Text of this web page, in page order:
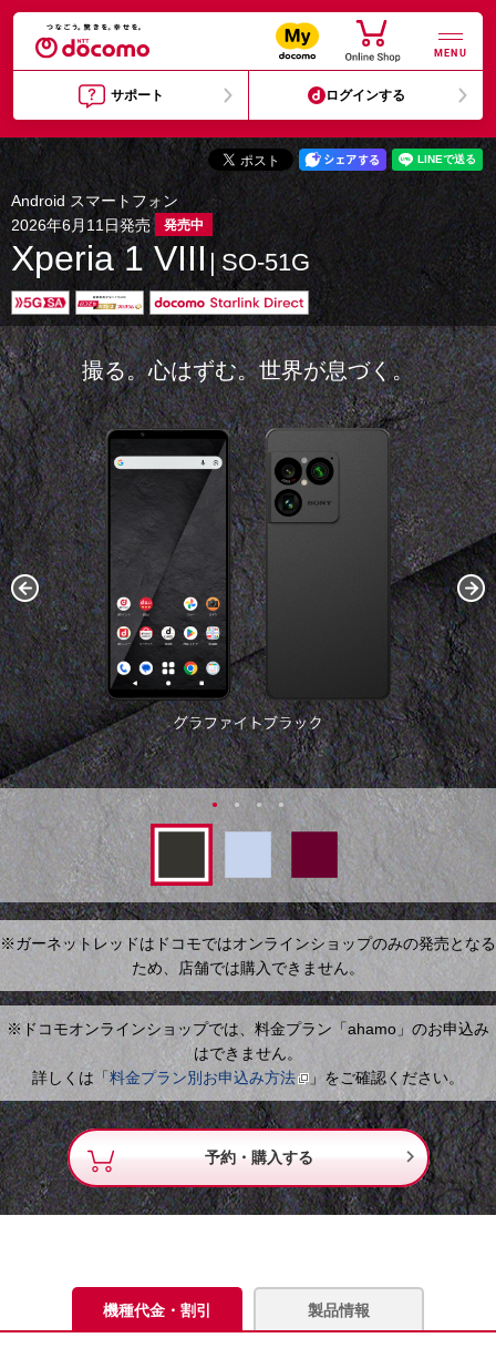
MENU
サポート ログインする
Android スマートフォン
2026年6月11日発売 発売中
Xperia 1 VIIISO-51G
撮る。心はずむ。世界が息づく。​
※ガーネットレッドはドコモではオンラインショップのみの発売となる
ため、店舗では購入できません。
※ドコモオンラインショップでは、料金プラン「ahamo」のお申込み
はできません。
詳しくは「料金プラン別お申込み方法 」をご確認ください。
予約・購入する 
機種代金・割引 製品情報